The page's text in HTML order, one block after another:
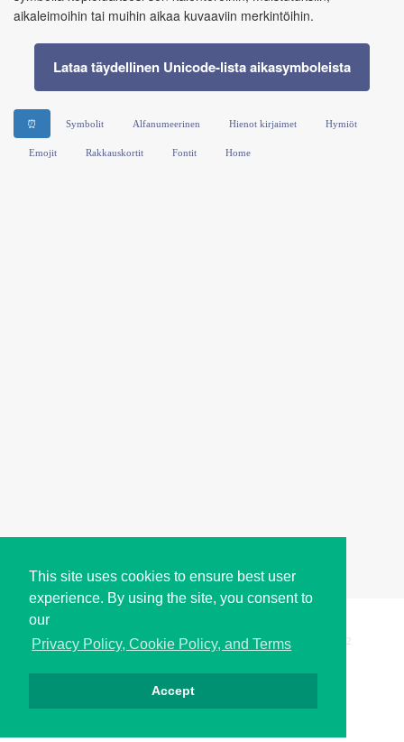
This site uses cookies to ensure best user
experience. By using the site, you consent to
our
Privacy Policy, Cookie Policy, and Terms
Accept
aikaleimoihin tai muihin aikaa kuvaaviin merkintöihin.
Lataa täydellinen Unicode‑lista aikasymboleista
⏰ Symbolit Alfanumeerinen Hienot kirjaimet Hymiöt
Emojit Rakkauskortit Fontit Home
Copyright © i2Symbol 2011-2026, Sciweavers LLC
Privacy Cookies Terms Contact About